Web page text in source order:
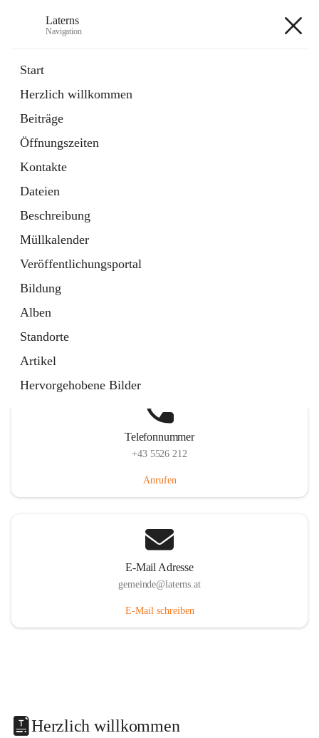
Laterns
Navigation
Start
Herzlich willkommen
Beiträge
Öffnungszeiten
Kontakte
Dateien
Beschreibung
Müllkalender
Veröffentlichungsportal
Bildung
Alben
Standorte
Artikel
Hervorgehobene Bilder
11 Schnellzugriffe
Soziales
1 Schnellzugriff
Telefonnummer
+43 5526 212
Anrufen
E-Mail Adresse
gemeinde@laterns.at
E-Mail schreiben
Herzlich willkommen